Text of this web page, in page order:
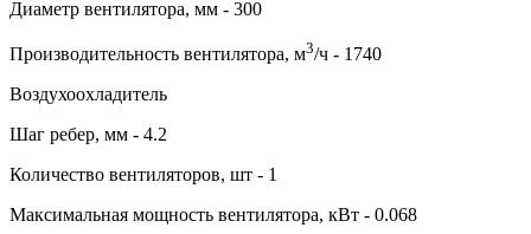
Диаметр вентилятора, мм - 300
Производительность вентилятора, м3/ч - 1740
Воздухоохладитель
Шаг ребер, мм - 4.2
Количество вентиляторов, шт - 1
Максимальная мощность вентилятора, кВт - 0.068